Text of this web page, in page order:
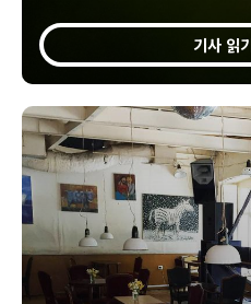
기사 읽